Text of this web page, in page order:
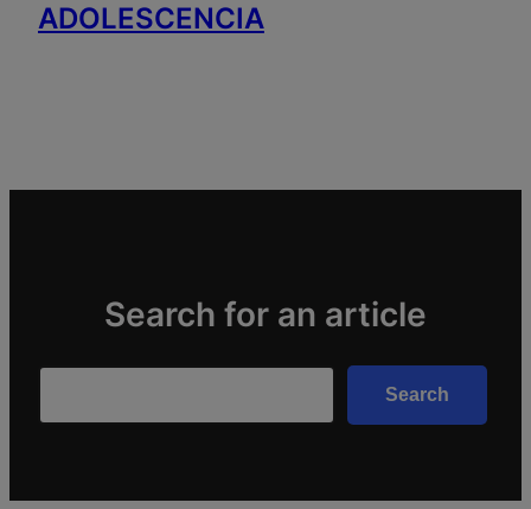
ADOLESCENCIA
Search for an article
Search